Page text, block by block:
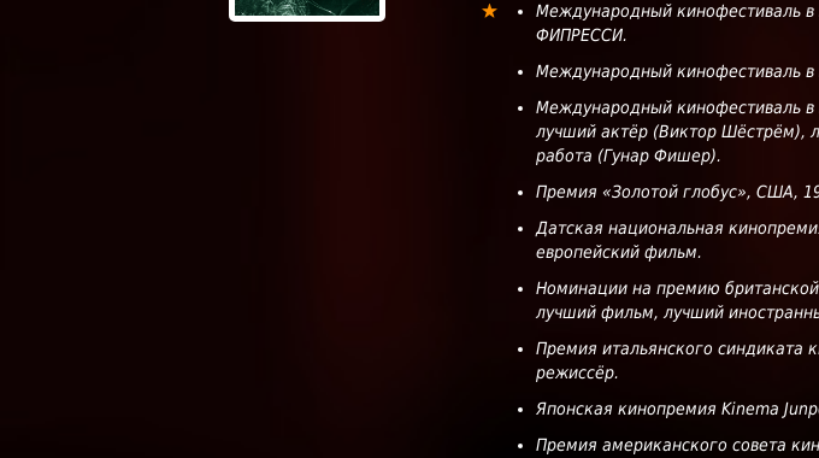
Международный кинофестиваль
ФИПРЕССИ.
Международный кинофестиваль в
Международный кинофестиваль
лучший актёр (Виктор Шёстрём),
работа (Гунар Фишер).
Премия «Золотой глобус», США,
Датская национальная
европейский фильм.
Номинации на премию
лучший фильм, лучший
Премия итальянского синдиката
режиссёр.
Японская кинопремия Kinema
Премия американского совета